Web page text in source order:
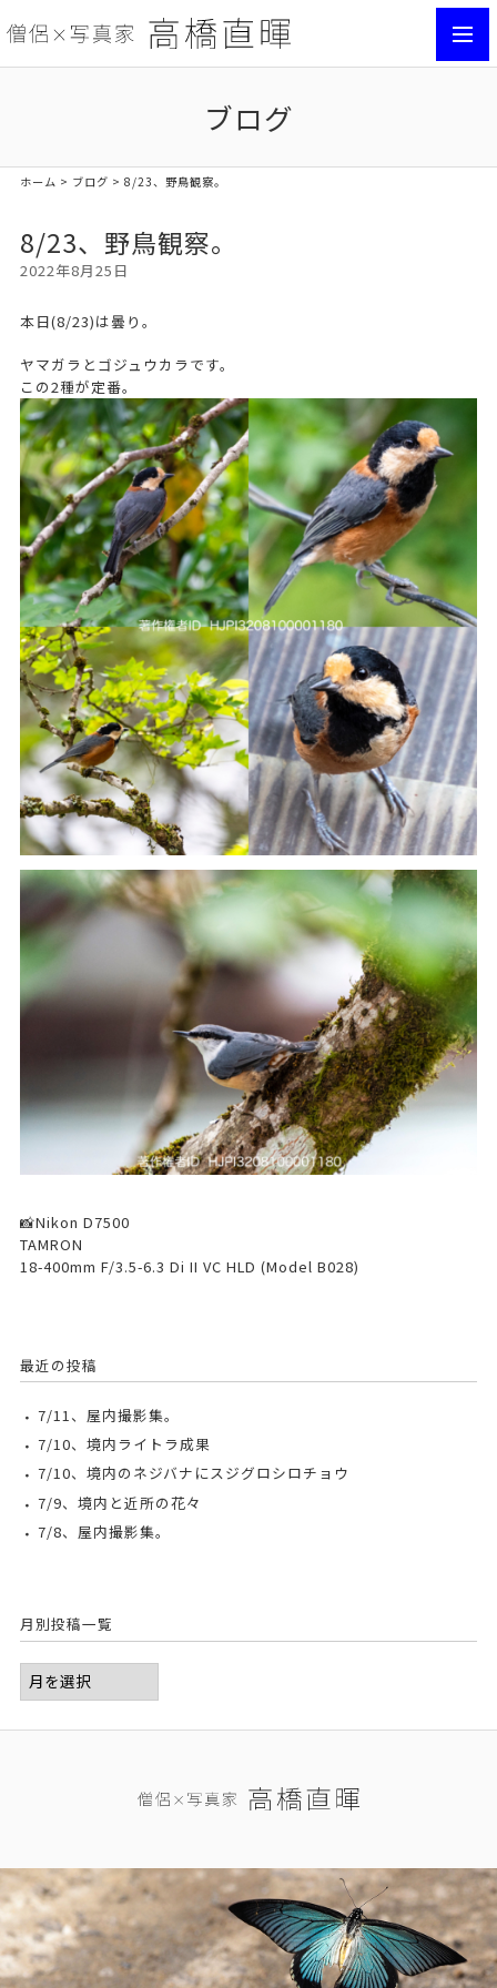
ブログ
ホーム > ブログ > 8/23、野鳥観察。
8/23、野鳥観察。
2022年8月25日
本日(8/23)は曇り。
ヤマガラとゴジュウカラです。
この2種が定番。
📸Nikon D7500
TAMRON
18-400mm F/3.5-6.3 Di II VC HLD (Model B028)
最近の投稿
7/11、屋内撮影集。
7/10、境内ライトラ成果
7/10、境内のネジバナにスジグロシロチョウ
7/9、境内と近所の花々
7/8、屋内撮影集。
月別投稿一覧